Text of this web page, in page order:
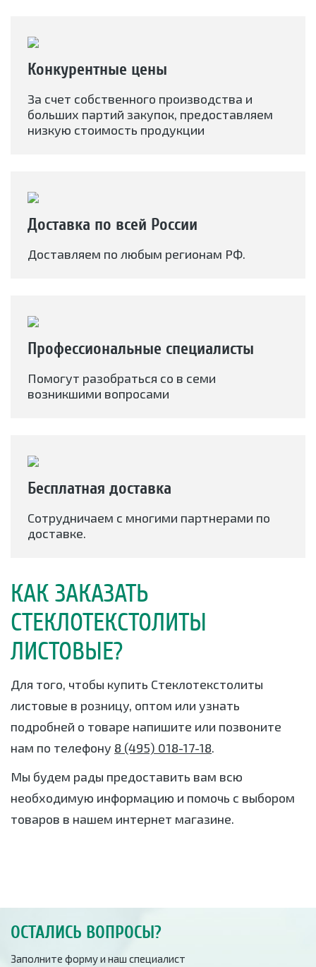
Конкурентные цены
За счет собственного производства и
больших партий закупок, предоставляем
низкую стоимость продукции
Доставка по всей России
Доставляем по любым регионам РФ.
Профессиональные специалисты
Помогут разобраться со в семи
возникшими вопросами
Бесплатная доставка
Сотрудничаем с многими партнерами по
доставке.
КАК ЗАКАЗАТЬ
СТЕКЛОТЕКСТОЛИТЫ
ЛИСТОВЫЕ?
Для того, чтобы купить Стеклотекстолиты
листовые в розницу, оптом или узнать
подробней о товаре напишите или позвоните
нам по телефону 8 (495) 018-17-18.
Мы будем рады предоставить вам всю
необходимую информацию и помочь с выбором
товаров в нашем интернет магазине.
ОСТАЛИСЬ ВОПРОСЫ?
Заполните форму и наш специалист